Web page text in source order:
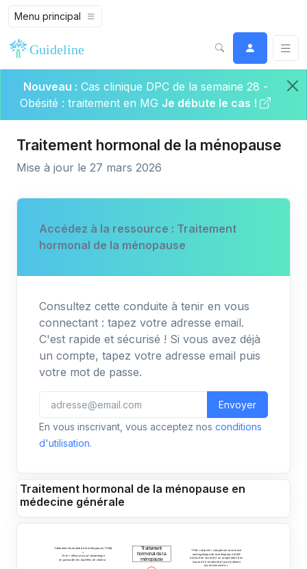
Menu principal
Nouveau : Cas clinique DPC de la semaine 28 -
Obésité : traitement en MG Je débute le cas !
Traitement hormonal de la ménopause
Mise à jour le 27 mars 2026
Accédez à la ressource : Traitement
hormonal de la ménopause
Consultez cette conduite à tenir en vous
connectant : tapez votre adresse email.
C'est rapide et sécurisé ! Si vous avez déjà
un compte, tapez votre adresse email puis
votre mot de passe.
Envoyer
En vous inscrivant, vous acceptez nos conditions
d'utilisation.
Traitement hormonal de la ménopause en
médecine générale